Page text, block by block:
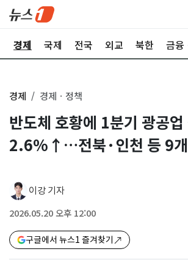
경제 국제 전국 외교 북한 금융
경제 경제ㆍ정책
반도체 호황에 1분기 광공업
2.6%↑…전북·인천 등 9
이강 기자
2026.05.20 오후 12:00
구글에서 뉴스1 즐겨찾기